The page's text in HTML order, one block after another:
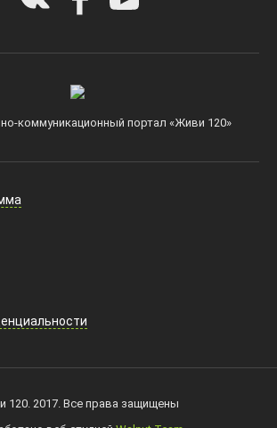
коммуникационный портал «Живи 120»
120. 2017. Все права защищены